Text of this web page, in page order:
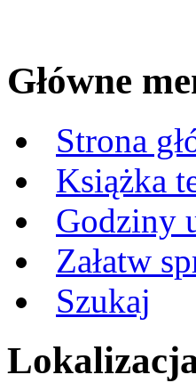
Główne
Strona
Książka
Godziny
Załatw
Szukaj